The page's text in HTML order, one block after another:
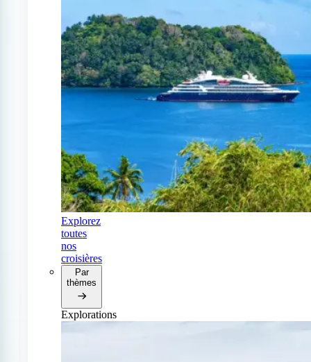
Explorez
toutes
nos
croisières
Par
thèmes
Explorations